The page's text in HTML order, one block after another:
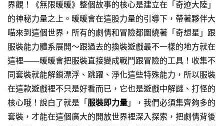
界觀！
《無限暖暖》整個故事的核心是建立在「奇迹大陸」
的神秘力量之上。暖暖會在這股力量的引導下，帶著夥伴大
喵來到這個世界，所有的劇情和冒險都圍繞著「奇想星」跟
服裝能力體系展開～跟過去的換裝遊戲最不一樣的地方就在
這裡——暖暖會把服裝直接變成戰鬥跟冒險的工具！收集不
同套裝就能解鎖漂浮、跳躍、淨化這些特殊能力，所以服裝
在這款遊戲裡不只是好看而已，它也是遊戲中解謎、打怪的
核心哦！ 說白了就是「 服裝即力量 」，我們必須集齊夠多的
套裝，才能在這個廣大的開放世界裡深入探索，把劇情背後